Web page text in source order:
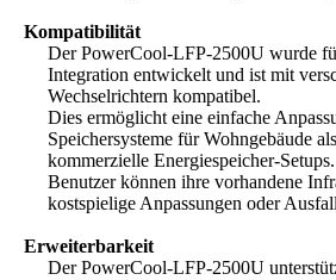
Kompatibilität
Der PowerCool-LFP-2500U wurde
Integration entwickelt und ist mit
Wechselrichtern kompatibel.
Dies ermöglicht eine einfache
Speichersysteme für Wohngebäude
kommerzielle Energiespeicher-Setups.
Benutzer können ihre vorhandene
kostspielige Anpassungen oder
Erweiterbarkeit
Der PowerCool-LFP-2500U